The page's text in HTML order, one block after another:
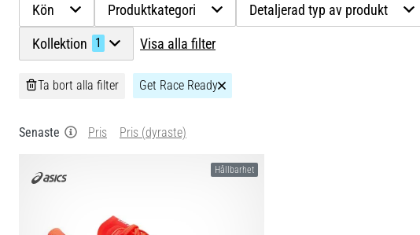
Kön Produktkategori Detaljerad typ av produkt
Kollektion 1 Visa alla filter
Ta bort alla filter Get Race Ready
Senaste Pris Pris (dyraste)
Hållbarhet